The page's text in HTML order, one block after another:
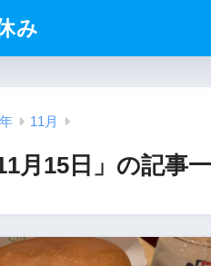
み
11月
月15日」の記事